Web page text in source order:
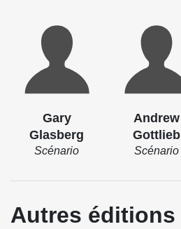
Gary
Glasberg
Scénario
Andrew
Gottlieb
Scénario
Autres éditions